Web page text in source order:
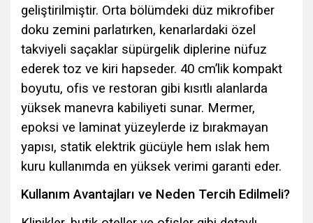
geliştirilmiştir. Orta bölümdeki düz mikrofiber
doku zemini parlatırken, kenarlardaki özel
takviyeli saçaklar süpürgelik diplerine nüfuz
ederek toz ve kiri hapseder. 40 cm’lik kompakt
boyutu, ofis ve restoran gibi kısıtlı alanlarda
yüksek manevra kabiliyeti sunar. Mermer,
epoksi ve laminat yüzeylerde iz bırakmayan
yapısı, statik elektrik gücüyle hem ıslak hem
kuru kullanımda en yüksek verimi garanti eder.
Kullanım Avantajları ve Neden Tercih Edilmeli?